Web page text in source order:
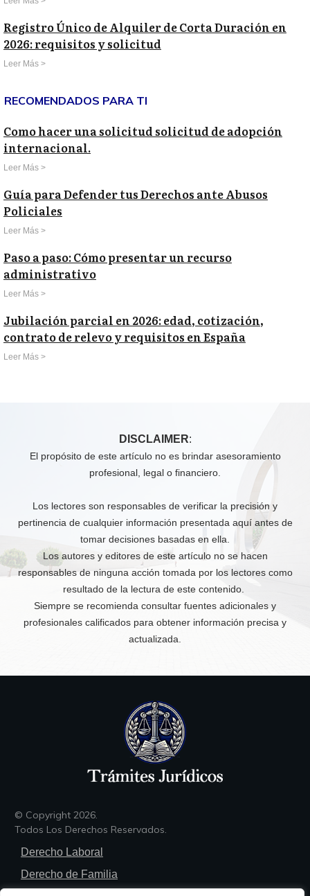
Registro Único de Alquiler de Corta Duración en
2026: requisitos y solicitud
Leer Más >
RECOMENDADOS PARA TI
Como hacer una solicitud solicitud de adopción
internacional.
Leer Más >
Guía para Defender tus Derechos ante Abusos
Policiales
Leer Más >
Paso a paso: Cómo presentar un recurso
administrativo
Leer Más >
Jubilación parcial en 2026: edad, cotización,
contrato de relevo y requisitos en España
Leer Más >
DISCLAIMER:
El propósito de este artículo no es brindar asesoramiento
profesional, legal o financiero.
Los lectores son responsables de verificar la precisión y
pertinencia de cualquier información presentada aquí antes de
tomar decisiones basadas en ella.
Los autores y editores de este artículo no se hacen
responsables de ninguna acción tomada por los lectores como
resultado de la lectura de este contenido.
Siempre se recomienda consultar fuentes adicionales y
profesionales calificados para obtener información precisa y
actualizada.
© Copyright 2026.
Todos Los Derechos Reservados.
Derecho Laboral
Derecho de Familia